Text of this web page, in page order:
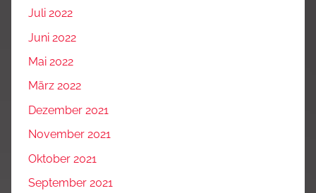
Juli 2022
Juni 2022
Mai 2022
März 2022
Dezember 2021
November 2021
Oktober 2021
September 2021